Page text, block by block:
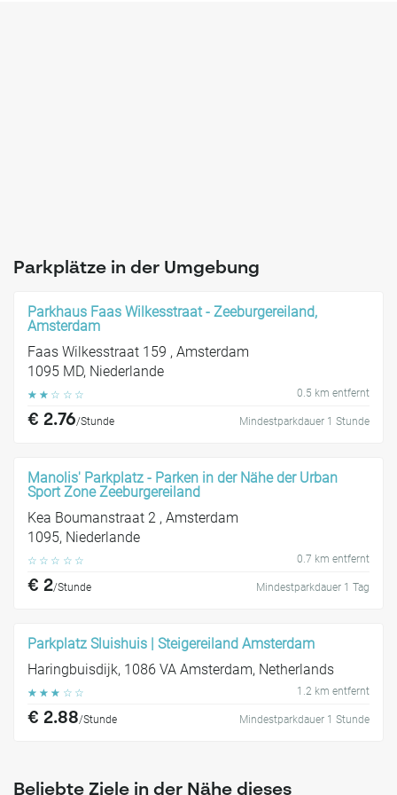
Parkplätze in der Umgebung
Parkhaus Faas Wilkesstraat - Zeeburgereiland,
Amsterdam
Faas Wilkesstraat 159 , Amsterdam
1095 MD, Niederlande
☆ ☆ ☆ ☆ ☆ 0.5 km entfernt
€ 2.76/Stunde Mindestparkdauer 1 Stunde
Manolis' Parkplatz - Parken in der Nähe der Urban
Sport Zone Zeeburgereiland
Kea Boumanstraat 2 , Amsterdam
1095, Niederlande
☆ ☆ ☆ ☆ ☆ 0.7 km entfernt
€ 2/Stunde Mindestparkdauer 1 Tag
Parkplatz Sluishuis | Steigereiland Amsterdam
Haringbuisdijk, 1086 VA Amsterdam, Netherlands
☆ ☆ ☆ ☆ ☆ 1.2 km entfernt
€ 2.88/Stunde Mindestparkdauer 1 Stunde
Beliebte Ziele in der Nähe dieses